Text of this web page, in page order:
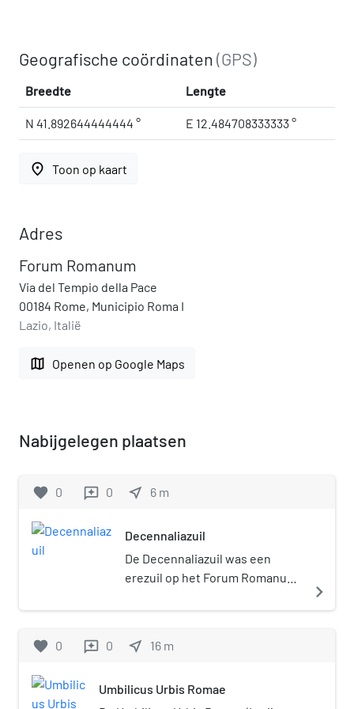
Geografische coördinaten(GPS)
Breedte Lengte
N 41.892644444444 ° E 12.484708333333 °
place Toon op kaart
Adres
Forum Romanum
Via del Tempio della Pace
00184 Rome, Municipio Roma I
Lazio, Italië
map Openen op Google Maps
Nabijgelegen plaatsen
favorite 0 reviews 0 near_me 6 m
Decennaliazuil
De Decennaliazuil was een
erezuil op het Forum Romanum
navigate_next
favorite 0 reviews 0 near_me 16 m
Umbilicus Urbis Romae